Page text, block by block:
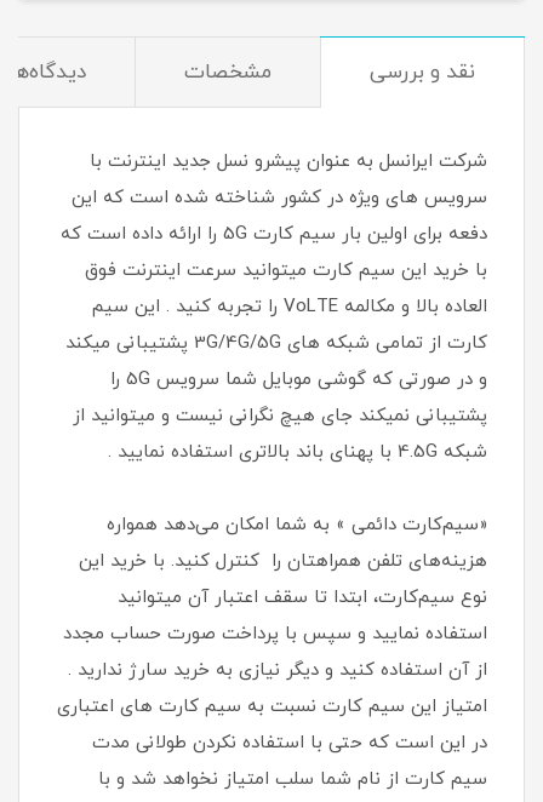
نقد و بررسی مشخصات دیدگاه‌ها
شرکت ایرانسل به عنوان پیشرو نسل جدید اینترنت با
سرویس های ویژه در کشور شناخته شده است که این
دفعه برای اولین بار سیم کارت 5G را ارائه داده است که
با خرید این سیم کارت میتوانید سرعت اینترنت فوق
العاده بالا و مکالمه VoLTE را تجربه کنید . این سیم
کارت از تمامی شبکه های 3G/4G/5G پشتیبانی میکند
و در صورتی که گوشی موبایل شما سرویس 5G را
پشتیبانی نمیکند جای هیچ نگرانی نیست و میتوانید از
شبکه 4.5G با پهنای باند بالاتری استفاده نمایید .
«سیم‌کارت دائمی » به شما امکان می‌دهد همواره
هزینه‌های تلفن همراهتان را کنترل کنید. با خرید این
نوع سیم‌کارت، ابتدا تا سقف اعتبار آن میتوانید
استفاده نمایید و سپس با پرداخت صورت حساب مجدد
از آن استفاده کنید و دیگر نیازی به خرید سارژ ندارید .
امتیاز این سیم کارت نسبت به سیم کارت های اعتباری
در این است که حتی با استفاده نکردن طولانی مدت
سیم کارت از نام شما سلب امتیاز نخواهد شد و با